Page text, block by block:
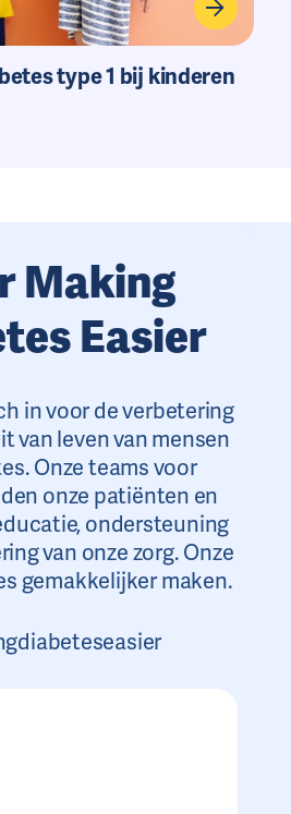
type 1 bij kinderen
Making
Easier
in voor de verbetering
van leven van mensen
Onze teams voor
onze patiënten en
ondersteuning
van onze zorg. Onze
gemakkelijker maken.